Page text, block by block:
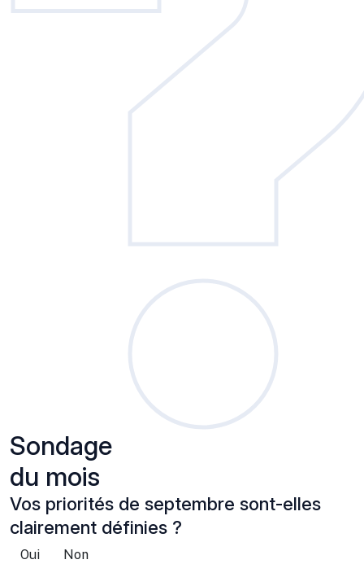
Sondage
du mois
Vos priorités de septembre sont-elles
clairement définies ?
Oui Non